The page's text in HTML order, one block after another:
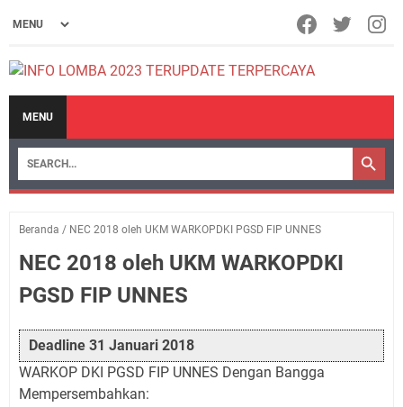
MENU
Beranda / NEC 2018 oleh UKM WARKOPDKI PGSD FIP UNNES
NEC 2018 oleh UKM WARKOPDKI
PGSD FIP UNNES
Deadline 31 Januari 2018
WARKOP DKI PGSD FIP UNNES Dengan Bangga
Mempersembahkan: